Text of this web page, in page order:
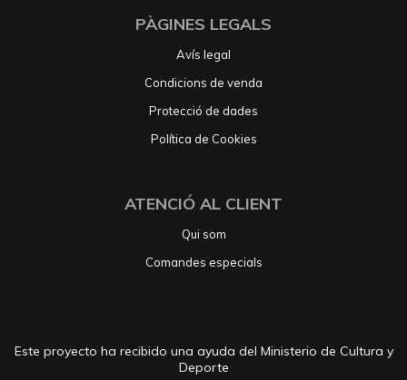
PÀGINES LEGALS
Avís legal
Condicions de venda
Protecció de dades
Política de Cookies
ATENCIÓ AL CLIENT
Qui som
Comandes especials
Este proyecto ha recibido una ayuda del Ministerio de Cultura y
Deporte